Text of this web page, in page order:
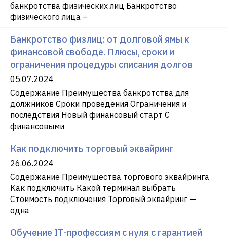
банкротства физических лиц Банкротство
физического лица –
Банкротство физлиц: от долговой ямы к
финансовой свободе. Плюсы, сроки и
ограничения процедуры списания долгов
05.07.2024
Содержание Преимущества банкротства для
должников Сроки проведения Ограничения и
последствия Новый финансовый старт С
финансовыми
Как подключить торговый эквайринг
26.06.2024
Содержание Преимущества торгового эквайринга
Как подключить Какой терминал выбрать
Стоимость подключения Торговый эквайринг —
одна
Обучение IT-профессиям с нуля с гарантией